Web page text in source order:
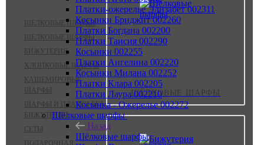
ШЁЛКОВЫЕ ПЛАТКИ
ШЁЛКОВЫЕ ШАРФЫ
БИЖУТЕРИЯ
ХЛОПКОВЫЕ ШАРФЫ
КАШЕМИРОВЫЕ
ШАРФЫ
ШАРФЫ И ПЛАТКИ БЕЗ
БИЖУТЕРИИ
СЕТЫ
ПОДАРОЧНАЯ
ШЁЛКОВЫЕ ШАРФЫ
Платки-ожерелье Элизабет 002311
Косынки Бриджит 002260
Платки Богдана 002200
Платки Таисия 002290
Косынки 002255
Платки Ангелина 002220
Косынки Милана 002252
Платки Клара 002205
Платки Лаура 002210
Косынка - Ожерелье 002272
Шёлковые шарфы
Назад
Шёлковые шарфы